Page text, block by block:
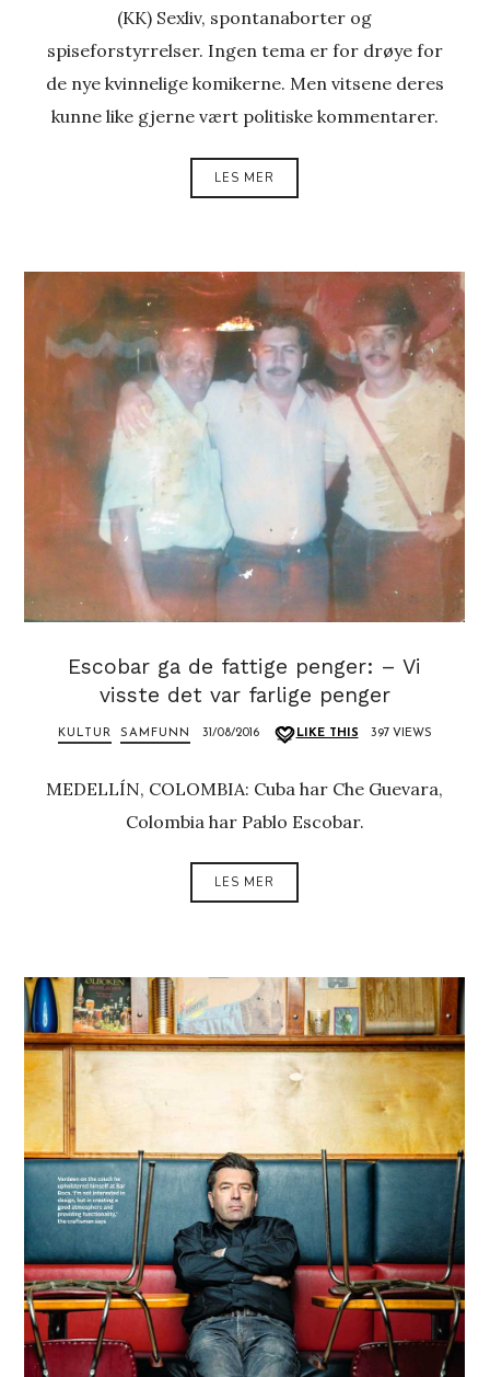
(KK) Sexliv, spontanaborter og
spiseforstyrrelser. Ingen tema er for drøye for
de nye kvinnelige komikerne. Men vitsene deres
kunne like gjerne vært politiske kommentarer.
LES MER
Escobar ga de fattige penger: – Vi
visste det var farlige penger
KULTUR SAMFUNN 31/08/2016 LIKE THIS 397 VIEWS
MEDELLÍN, COLOMBIA: Cuba har Che Guevara,
Colombia har Pablo Escobar.
LES MER